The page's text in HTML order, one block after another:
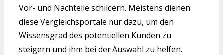
Vor- und Nachteile schildern. Meistens dienen
diese Vergleichsportale nur dazu, um den
Wissensgrad des potentiellen Kunden zu
steigern und ihm bei der Auswahl zu helfen.